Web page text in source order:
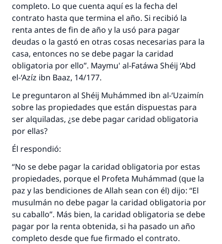
completo. Lo que cuenta aquí es la fecha del
contrato hasta que termina el año. Si recibió la
renta antes de fin de año y la usó para pagar
deudas o la gastó en otras cosas necesarias para la
casa, entonces no se debe pagar la caridad
obligatoria por ello”. Maymu' al-Fatáwa Shéij ‘Abd
el-‘Azíz ibn Baaz, 14/177.
Le preguntaron al Shéij Muhámmed ibn al-‘Uzaimín
sobre las propiedades que están dispuestas para
ser alquiladas, ¿se debe pagar caridad obligatoria
por ellas?
Él respondió:
“No se debe pagar la caridad obligatoria por estas
propiedades, porque el Profeta Muhámmad (que la
paz y las bendiciones de Allah sean con él) dijo: “El
musulmán no debe pagar la caridad obligatoria por
su caballo”. Más bien, la caridad obligatoria se debe
pagar por la renta obtenida, si ha pasado un año
completo desde que fue firmado el contrato.
Desde la Q hasta la A, su contribución ayuda a
IslamQA.
Profeta ﷺ dijo:
"Una persona que orienta a otros a hacer el
bien obtendrá la misma recompensa que
aquellos que lo realicen."
Contribuir